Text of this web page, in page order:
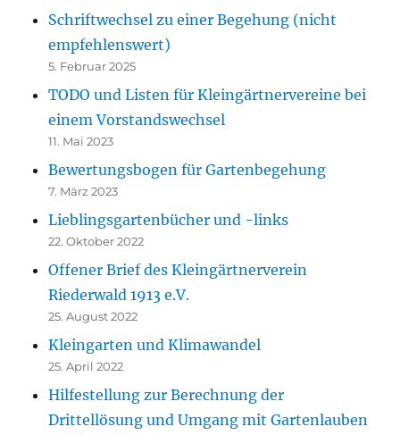
Schriftwechsel zu einer Begehung (nicht
empfehlenswert)
5. Februar 2025
TODO und Listen für Kleingärtnervereine bei
einem Vorstandswechsel
11. Mai 2023
Bewertungsbogen für Gartenbegehung
7. März 2023
Lieblingsgartenbücher und -links
22. Oktober 2022
Offener Brief des Kleingärtnerverein
Riederwald 1913 e.V.
25. August 2022
Kleingarten und Klimawandel
25. April 2022
Hilfestellung zur Berechnung der
Drittellösung und Umgang mit Gartenlauben